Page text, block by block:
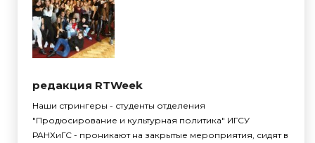
редакция RTWeek
Наши стрингеры - студенты отделения
"Продюсирование и культурная политика" ИГСУ
РАНХиГС - проникают на закрытые мероприятия, сидят в